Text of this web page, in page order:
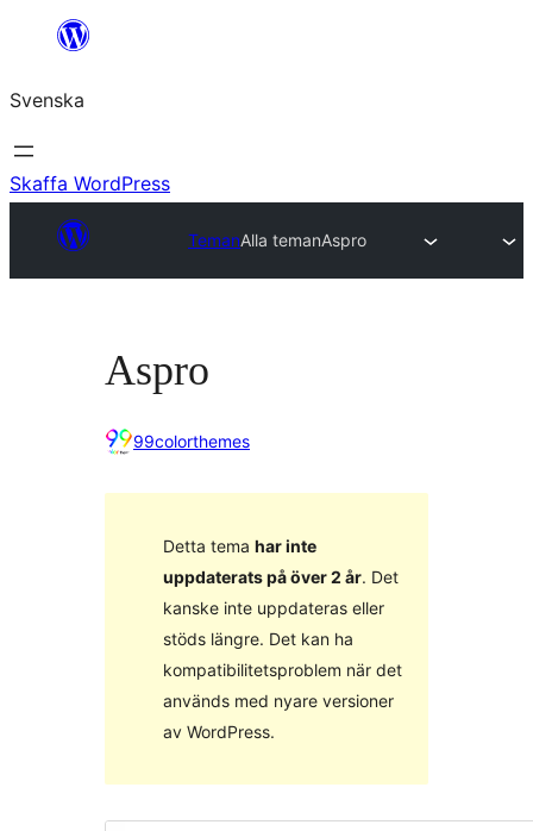
Hoppa
innehåll
Svenska
Skaffa WordPress
TemanAlla temanAspro
Aspro
99colorthemes
Detta tema har inte
uppdaterats på över 2 år. Det
kanske inte uppdateras eller
stöds längre. Det kan ha
kompatibilitetsproblem när det
används med nyare versioner
av WordPress.